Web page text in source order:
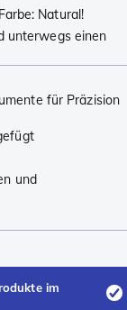
Natural!
unterwegs einen
für Präzision
und
im